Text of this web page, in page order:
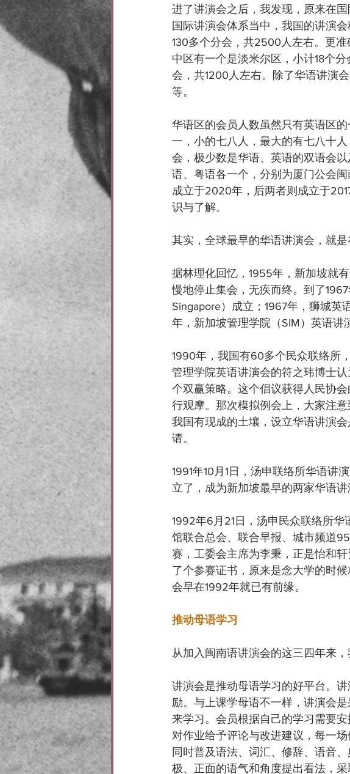
进了讲演会之后，我发现，原来在
国际讲演会体系当中，我国的讲演
130多个分会，共2500人左右。更准
中区有一个是淡米尔区，小计18个
会，共1200人左右。除了华语讲演
等。
华语区的会员人数虽然只有英语区
一，小的七八人，最大的有七八十
会，极少数是华语、英语的双语会
语、粤语各一个，分别为厦门公会
成立于2020年，后两者则成立于
识与了解。
其实，全球最早的华语讲演会，就是
据林理化回忆，1955年，新加坡就
慢地停止集会，无疾而终。到了
Singapore）成立；1967年，狮城英
年，新加坡管理学院（SIM）英语讲
1990年，我国有60多个民众联络所
管理学院英语讲演会的符之玮博士
个双赢策略。这个倡议获得人民协
行观摩。那次模拟例会上，大家注
我国有现成的土壤，设立华语讲演
请。
1991年10月1日，汤申联络所华语讲
立了，成为新加坡最早的两家华语讲
1992年6月21日，汤申民众联络所
馆联合总会、联合早报、城市频道
赛，工委会主席为李秉，正是怡和
了个参赛证书，原来是念大学的时
会早在1992年就已有前缘。
推动母语学习
从加入闽南语讲演会的这三四年来
讲演会是推动母语学习的好平台。
励。与上课学母语不一样，讲演会
来学习。会员根据自己的学习需要
对作业给予评论与改进建议，每一
同时普及语法、词汇、修辞、语音
极、正面的语气和角度提出看法，